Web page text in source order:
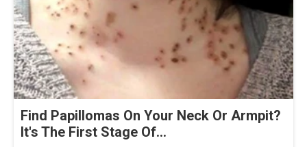
Find Papillomas On Your Neck Or Armpit?
It's The First Stage Of...